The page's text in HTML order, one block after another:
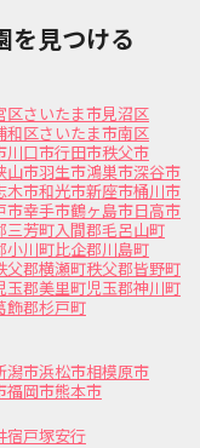
を見つける
区さいたま市見沼区
和区さいたま市南区
川口市行田市秩父市
山市羽生市鴻巣市深谷市
木市和光市新座市桶川市
市幸手市鶴ヶ島市日高市
三芳町入間郡毛呂山町
小川町比企郡川島町
父郡横瀬町秩父郡皆野町
玉郡美里町児玉郡神川町
飾郡杉戸町
潟市浜松市相模原市
福岡市熊本市
宿戸塚安行